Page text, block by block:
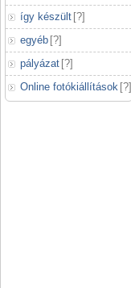
így készült [?]
egyéb [?]
pályázat [?]
Online fotókiállítások [?]